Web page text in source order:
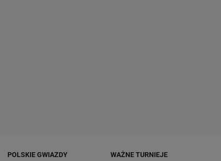
POLSKIE GWIAZDY WAŻNE TURNIEJE